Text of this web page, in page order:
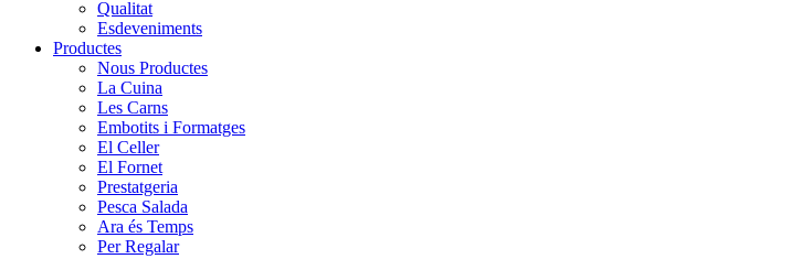
Qualitat
Esdeveniments
Productes
Nous Productes
La Cuina
Les Carns
Embotits i Formatges
El Celler
El Fornet
Prestatgeria
Pesca Salada
Ara és Temps
Per Regalar